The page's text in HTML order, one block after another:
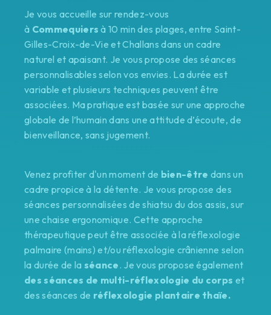
Je vous accueille sur rendez-vous
à Commequiersà 10 min des plages, entre Saint-
Gilles-Croix-de-Vie et Challans dans un cadre
naturel et apaisant. Je vous propose des séances
personnalisables selon vos envies. La durée est
variable et plusieurs techniques peuvent être
associées. Ma pratique est basée sur une approche
globale de l’humain dans une attitude d’écoute, de
bienveillance, sans jugement.
Venez profiter d'un moment de bien-être dans un
cadre propice à la détente. Je vous propose des
séances personnalisées de shiatsu du dos assis, sur
une chaise ergonomique. Cette approche
thérapeutique peut être associée à la réflexologie
palmaire (mains) et/ou réflexologie crânienne selon
la durée de la séance . Je vous propose également
des séances de multi-réflexologie du corps et
des séances de réflexologie plantaire thaïe.